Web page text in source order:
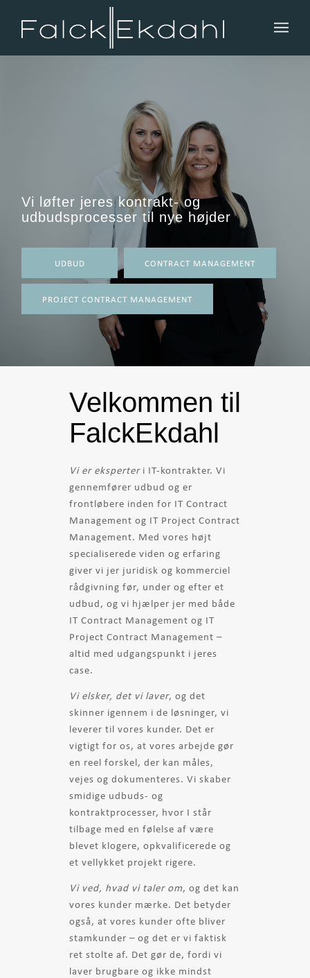
Vi løfter jeres kontrakt- og
udbudsprocesser til nye højder
UDBUD CONTRACT MANAGEMENT
PROJECT CONTRACT MANAGEMENT
Velkommen til
FalckEkdahl
Vi er eksperteri IT-kontrakter. Vi
gennemfører udbud og er
frontløbere inden for IT Contract
Management og IT Project Contract
Management. Med vores højt
specialiserede viden og erfaring
giver vi jer juridisk og kommerciel
rådgivning før, under og efter et
udbud, og vi hjælper jer med både
IT Contract Management og IT
Project Contract Management –
altid med udgangspunkt i jeres
case.
Vi elsker, det vi laver, og det
skinner igennem i de løsninger, vi
leverer til vores kunder. Det er
vigtigt for os, at vores arbejde gør
en reel forskel, der kan måles,
vejes og dokumenteres. Vi skaber
smidige udbuds- og
kontraktprocesser, hvor I står
tilbage med en følelse af være
blevet klogere, opkvalificerede og
et vellykket projekt rigere.
Vi ved, hvad vi taler om, og det kan
vores kunder mærke. Det betyder
også, at vores kunder ofte bliver
stamkunder – og det er vi faktisk
ret stolte af. Det gør de, fordi vi
laver brugbare og ikke mindst